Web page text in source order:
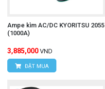
Ampe kìm AC/DC KYORITSU 2055
(1000A)
3,885,000 VND
ĐẶT MUA